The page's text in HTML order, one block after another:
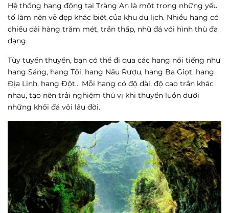
Hệ thống hang động tại Tràng An là một trong những yếu
tố làm nên vẻ đẹp khác biệt của khu du lịch. Nhiều hang có
chiều dài hàng trăm mét, trần thấp, nhũ đá với hình thù đa
dạng.
Tùy tuyến thuyền, bạn có thể đi qua các hang nổi tiếng như
hang Sáng, hang Tối, hang Nấu Rượu, hang Ba Giọt, hang
Địa Linh, hang Đột… Mỗi hang có độ dài, độ cao trần khác
nhau, tạo nên trải nghiệm thú vị khi thuyền luồn dưới
những khối đá vôi lâu đời.